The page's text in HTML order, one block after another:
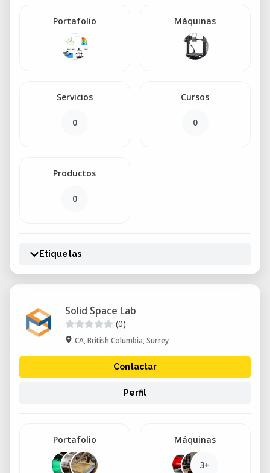
Portafolio Máquinas
Servicios
0
Cursos
0
Productos
0
Etiquetas
Solid Space Lab
(0)
CA, British Columbia, Surrey
Contactar
Perfil
Portafolio Máquinas
3+